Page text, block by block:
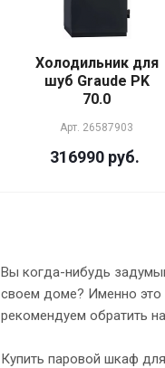
Холодильник для
шуб Graude PK
70.0
Арт. 26587903
316990 руб.
Вы когда-нибудь
своем доме? Именно
рекомендуем обратить
Купить паровой шкаф